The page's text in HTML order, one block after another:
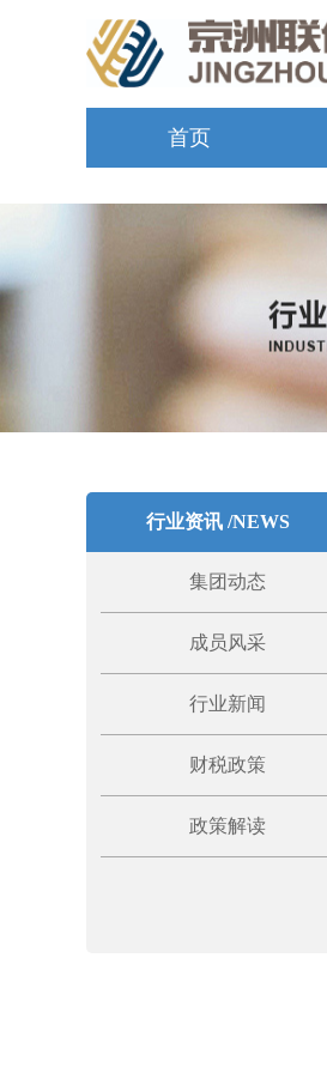
首页
集团动态
成员风采
行业新闻
财税政策
政策解读
行业资讯 /NEWS